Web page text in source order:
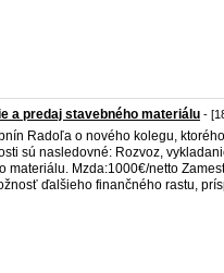
a predaj stavebného materiálu -
Radoľa o nového kolegu,
sú nasledovné: Rozvoz,
materiálu. Mzda:1000€/netto
ďalšieho finančného rastu,